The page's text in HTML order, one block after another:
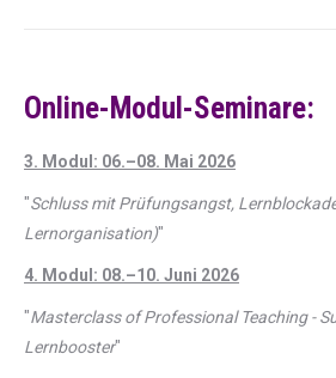
Online-Modul-Seminare:
3. Modul: 06.–08. Mai 2026
"Schluss mit Prüfungsangst,
Lernorganisation)"
4. Modul: 08.–10. Juni 2026
"Masterclass of Professional Teaching -
Lernbooster"